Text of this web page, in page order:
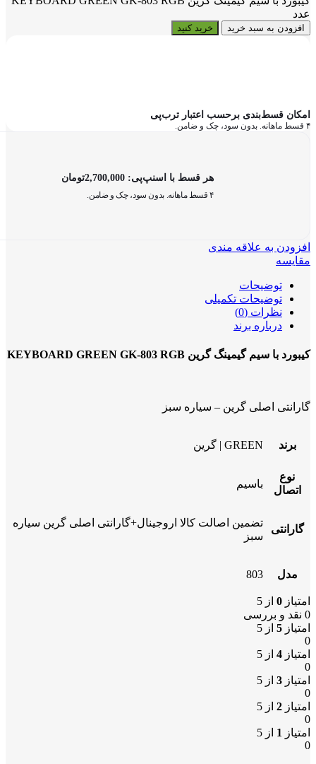
عدد
افزودن به سبد خرید خرید کنید
امکان قسط‌بندی برحسب اعتبار ترب‌پی
۴ قسط ماهانه. بدون سود، چک و ضامن.
هر قسط با اسنپ‌پی: 2,700,000تومان
۴ قسط ماهانه. بدون سود، چک و ضامن.
افزودن به علاقه مندی
مقایسه
توضیحات
توضیحات تکمیلی
نظرات (0)
درباره برند
کیبورد با سیم گیمینگ گرین KEYBOARD GREEN GK-803 RGB
گارانتی اصلی گرین – سیاره سبز
برند GREEN | گرین
نوع
اتصال
باسیم
گارانتی
تضمین اصالت کالا اروجینال+گارانتی اصلی گرین سیاره
سبز
مدل 803
امتیاز 0 از 5
0 نقد و بررسی
امتیاز 5 از 5
0
امتیاز 4 از 5
0
امتیاز 3 از 5
0
امتیاز 2 از 5
0
امتیاز 1 از 5
0